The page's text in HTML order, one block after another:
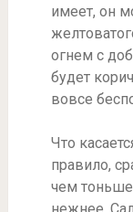
имеет, он
огнем с
будет
вовсе
Что
правило,
чем тоньше